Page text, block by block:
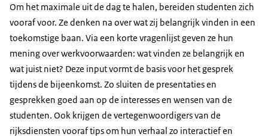
Om het maximale uit de dag te halen, bereiden studenten zich
vooraf voor. Ze denken na over wat zij belangrijk vinden in een
toekomstige baan. Via een korte vragenlijst geven ze hun
mening over werkvoorwaarden: wat vinden ze belangrijk en
wat juist niet? Deze input vormt de basis voor het gesprek
tijdens de bijeenkomst. Zo sluiten de presentaties en
gesprekken goed aan op de interesses en wensen van de
studenten. Ook krijgen de vertegenwoordigers van de
rijksdiensten vooraf tips om hun verhaal zo interactief en